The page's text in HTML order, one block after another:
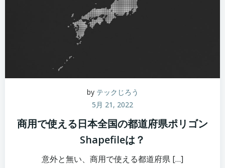
by テックじろう
5月 21, 2022
商用で使える日本全国の都道府県ポリゴン
Shapefileは？
意外と無い、商用で使える都道府県 […]